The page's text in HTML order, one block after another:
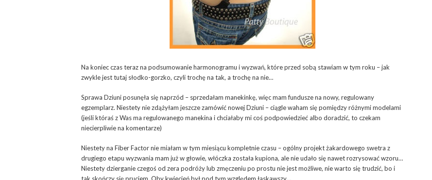
Na koniec czas teraz na podsumowanie harmonogramu i wyzwań, które przed sobą stawiam w tym roku – jak
zwykle jest tutaj słodko-gorzko, czyli trochę na tak, a trochę na nie…
Sprawa Dziuni posunęła się naprzód – sprzedałam manekinkę, więc mam fundusze na nowy, regulowany
egzemplarz. Niestety nie zdążyłam jeszcze zamówić nowej Dziuni – ciągle waham się pomiędzy różnymi modelami
(jeśli któraś z Was ma regulowanego manekina i chciałaby mi coś podpowiedzieć albo doradzić, to czekam
niecierpliwie na komentarze)
Niestety na Fiber Factor nie miałam w tym miesiącu kompletnie czasu – ogólny projekt żakardowego swetra z
drugiego etapu wyzwania mam już w głowie, włóczka została kupiona, ale nie udało się nawet rozrysować wzoru…
Niestety dzierganie czegoś od zera podróży lub zmęczeniu po prostu nie jest możliwe, nie warto się trudzić, bo i
tak skończy się pruciem. Oby kwiecień był pod tym względem łaskawszy…